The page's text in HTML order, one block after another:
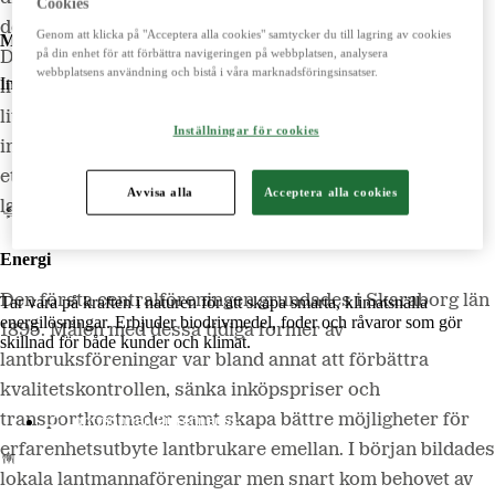
Maskiner
Importerar, marknadsför, säljer och underhåller lantbruksmaskiner.
Lantmännen Maskin
Butik på nätet
Energi
Tar vara på kraften i naturen för att skapa smarta, klimatsnälla
energilösningar. Erbjuder biodrivmedel, foder och råvaror som gör
skillnad för både kunder och klimat.
Lantmännen Biorefineries
deras förlängda arm in i industrin och på marknaden.
Det var ett sätt att balansera maktbalansen i
livsmedelsvärdekedjan, där den ensamme bonden hade
lite att sätta emot den framväxande
industriverksamheten. Under den här perioden
etablerades både mejeri-, skogs- och
lantmannaföreningar.
Den första centralföreningen grundades i Skaraborg län
1895. Målen med dessa tidiga former av
lantbruksföreningar var bland annat att förbättra
kvalitetskontrollen, sänka inköpspriser och
transportkostnader samt skapa bättre möjligheter för
erfarenhetsutbyte lantbrukare emellan. I början bildades
lokala lantmannaföreningar men snart kom behovet av
Cookies
Genom att klicka på "Acceptera alla cookies" samtycker du till lagring av cookies
på din enhet för att förbättra navigeringen på webbplatsen, analysera
webbplatsens användning och bistå i våra marknadsföringsinsatser.
Inställningar för cookies
Avvisa alla Acceptera alla cookies